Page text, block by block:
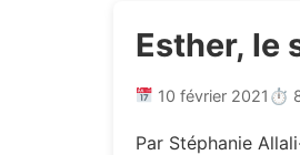
Esther, le
10 février 2021 ⏱
Par Stéphanie